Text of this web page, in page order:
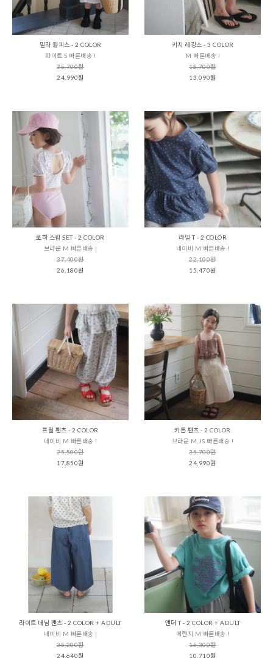
밀라 원피스 - 2 COLOR
화이트 S 빠른배송 !
35,700원
24,990원
키치 레깅스 - 3 COLOR
M 빠른배송 !
18,700원
13,090원
로하 스윔 SET - 2 COLOR
브라운 M 빠른배송 !
37,400원
26,180원
라일 T - 2 COLOR
네이비 M 빠른배송 !
22,100원
15,470원
프릴 팬츠 - 2 COLOR
네이비 M 빠른배송 !
25,500원
17,850원
키튼 팬츠 - 2 COLOR
브라운 M,JS 빠른배송 !
35,700원
24,990원
라이트 데님 팬츠 - 2 COLOR + ADULT
네이비 M 빠른배송 !
35,200원
24,640원
앤더 T - 2 COLOR + ADULT
메란지 M 빠른배송 !
15,300원
10,710원